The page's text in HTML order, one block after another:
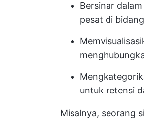
Bersinar
pesat di
untuk retensi
Misalnya, seorang